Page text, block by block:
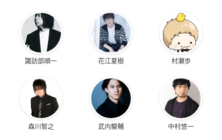
諏訪部順一 花江夏樹 村瀬歩
森川智之 武内駿輔 中村悠一